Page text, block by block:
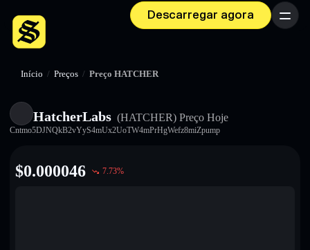
Descarregar agora Menu
Início / Preços / Preço HATCHER
HatcherLabs (HATCHER) Preço Hoje
Cntmo5DJNQkB2vYyS4mUx2UoTW4mPrHgWefz8miZpump
$0.000046 7.73%